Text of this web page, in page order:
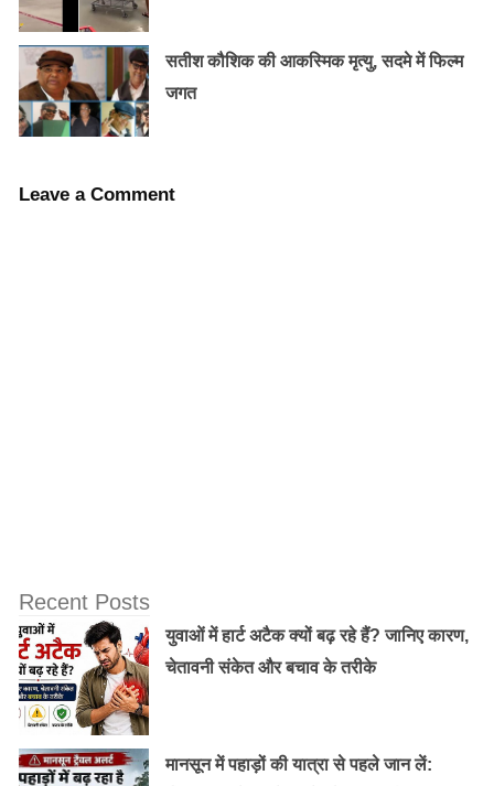
सतीश कौशिक की आकस्मिक मृत्यु, सदमे में फिल्म
जगत
Leave a Comment
Recent Posts
युवाओं में हार्ट अटैक क्यों बढ़ रहे हैं? जानिए कारण,
चेतावनी संकेत और बचाव के तरीके
मानसून में पहाड़ों की यात्रा से पहले जान लें: